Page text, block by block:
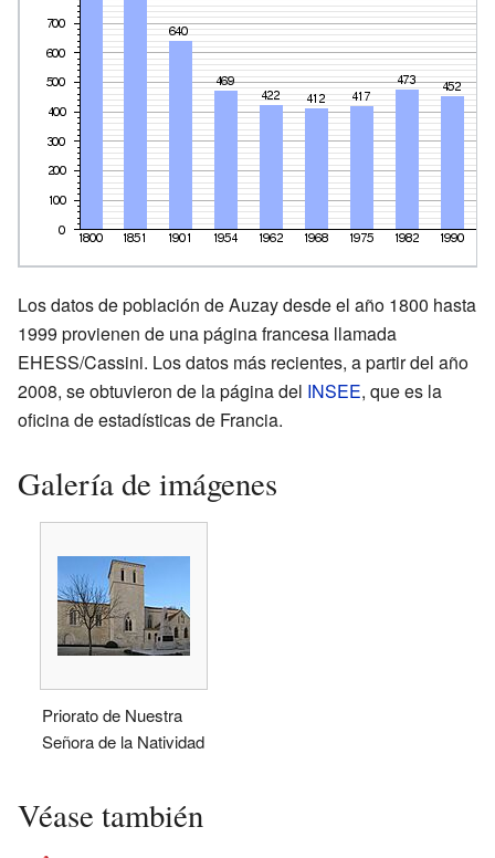
Los datos de población de Auzay desde el año 1800 hasta
1999 provienen de una página francesa llamada
EHESS/Cassini. Los datos más recientes, a partir del año
2008, se obtuvieron de la página del INSEE, que es la
oficina de estadísticas de Francia.
Galería de imágenes
Priorato de Nuestra
Señora de la Natividad
Véase también